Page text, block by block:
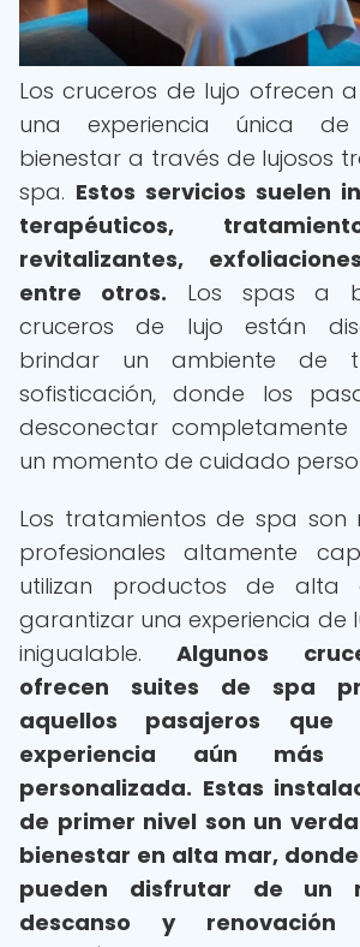
Los cruceros de lujo ofrecen
una experiencia única
bienestar a través de lujosos
spa. Estos servicios suelen
terapéuticos,
revitalizantes,
entre otros. Los spas a
cruceros de lujo están
brindar un ambiente de
sofisticación, donde los
desconectar
un momento de cuidado
Los tratamientos de spa son
profesionales altamente
utilizan productos de alta
garantizar una experiencia de
inigualable.Algunos
ofrecen suites de spa
aquellos pasajeros que
experiencia aún más
personalizada. Estas
de primer nivel son un
bienestar en alta mar,
pueden disfrutar de un
descanso y